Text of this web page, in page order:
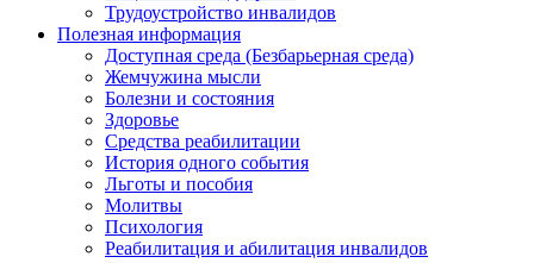
Трудоустройство инвалидов
Полезная информация
Доступная среда (Безбарьерная среда)
Жемчужина мысли
Болезни и состояния
Здоровье
Средства реабилитации
История одного события
Льготы и пособия
Молитвы
Психология
Реабилитация и абилитация инвалидов